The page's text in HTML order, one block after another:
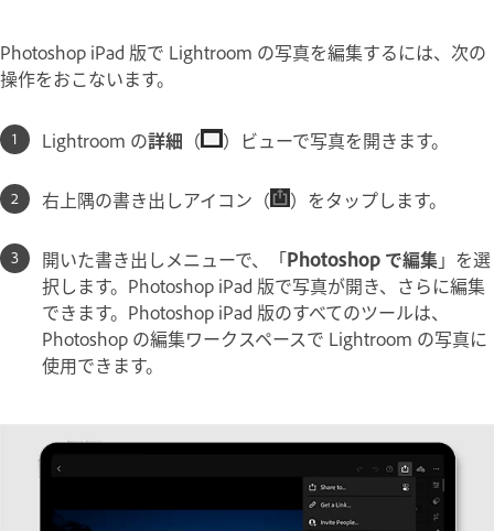
Photoshop iPad 版で Lightroom の写真を編集するには、次の
操作をおこないます。
Lightroom の詳細 （ ）ビューで写真を開きます。
右上隅の書き出しアイコン（ ）をタップします。
開いた書き出しメニューで、「Photoshop で編集」を選
択します。Photoshop iPad 版で写真が開き、さらに編集
できます。Photoshop iPad 版のすべてのツールは、
Photoshop の編集ワークスペースで Lightroom の写真に
使用できます。